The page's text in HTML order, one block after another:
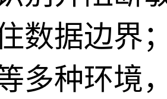
数据边界
多种环境